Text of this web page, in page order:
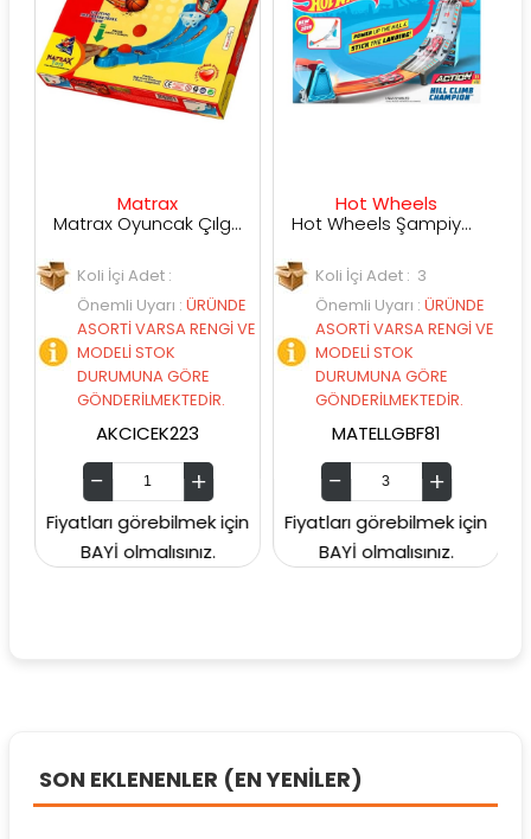
Matrax
Matrax Oyuncak Çılgın ATIŞ Mini Basket Oyunu
Koli İçi Adet :
Önemli Uyarı:ÜRÜNDE
ASORTİ VARSA RENGİ VE
MODELİ STOK
DURUMUNA GÖRE
GÖNDERİLMEKTEDİR.
AKCICEK223
Fiyatları görebilmek için
BAYİ olmalısınız.
Hot Wheels
Hot Wheels Şampiyonluk Parkuru Yarış Pisti GBF81
Koli İçi Adet : 3
Önemli Uyarı:ÜRÜNDE
ASORTİ VARSA RENGİ VE
MODELİ STOK
DURUMUNA GÖRE
GÖNDERİLMEKTEDİR.
MATELLGBF81
Fiyatları görebilmek için
BAYİ olmalısınız.
SON EKLENENLER (EN YENİLER)